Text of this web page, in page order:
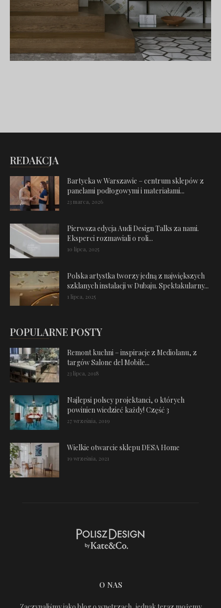
REDAKCJA
Bartycka w Warszawie – centrum sklepów z
panelami podłogowymi i materiałami...
23 marca, 2026
Pierwsza edycja Audi Design Talks za nami.
Eksperci rozmawiali o roli...
10 lipca, 2025
Polska artystka tworzy jedną z największych
szklanych instalacji w Dubaju. Spektakularny...
1 lipca, 2025
POPULARNE POSTY
Remont kuchni – inspiracje z Mediolanu, z
targów Salone del Mobile...
23 lipca, 2018
Najlepsi polscy projektanci, o których
powinien wiedzieć każdy! Część 3
27 września, 2019
Wielkie otwarcie sklepu DESA Home
19 września, 2021
O NAS